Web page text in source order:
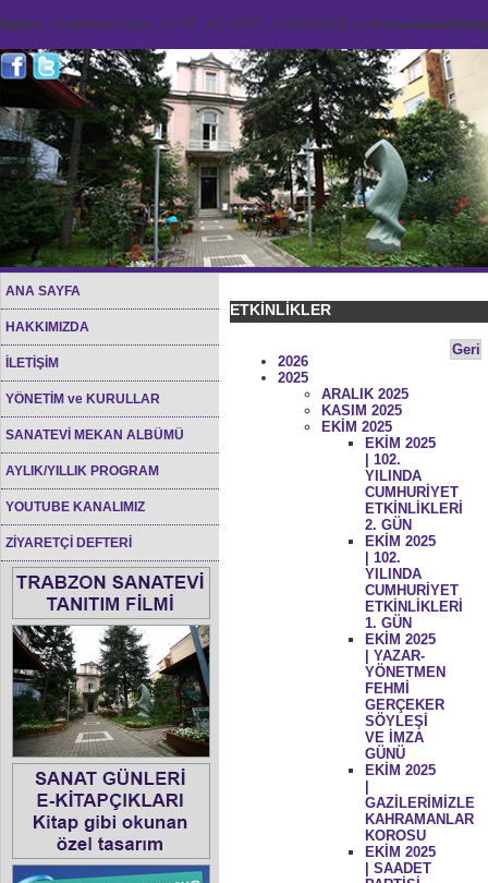
Notice: Undefined index: HTTP_ACCEPT_LANGUAGE in /home/
ANA SAYFA
HAKKIMIZDA
İLETİŞİM
YÖNETİM ve KURULLAR
SANATEVİ MEKAN ALBÜMÜ
AYLIK/YILLIK PROGRAM
YOUTUBE KANALIMIZ
ZİYARETÇİ DEFTERİ
ETKİNLİKLER
Geri
2026
2025
ARALIK 2025
KASIM 2025
EKİM 2025
EKİM 2025
| 102.
YILINDA
CUMHURİYET
ETKİNLİKLERİ
2. GÜN
EKİM 2025
| 102.
YILINDA
CUMHURİYET
ETKİNLİKLERİ
1. GÜN
EKİM 2025
| YAZAR-
YÖNETMEN
FEHMİ
GERÇEKER
SÖYLEŞİ
VE İMZA
GÜNÜ
EKİM 2025
GAZİLERİMİZLE
KAHRAMANLAR
KOROSU
EKİM 2025
| SAADET